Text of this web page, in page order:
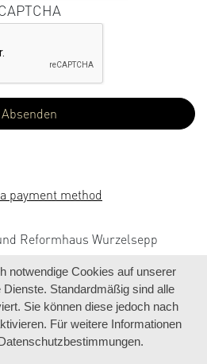
Reformhaus Wurzelsepp
notwendige Cookies auf unserer
Standardmäßig sind alle
Sie können diese jedoch nach
Für weitere Informationen